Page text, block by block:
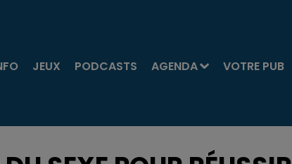
JEUX PODCASTS AGENDA VOTRE PUB